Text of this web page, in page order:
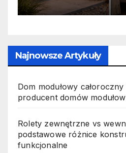
Najnowsze Artykuły
Dom modułowy
producent domów
Rolety zewnętrzne vs
podstawowe różnice
funkcjonalne